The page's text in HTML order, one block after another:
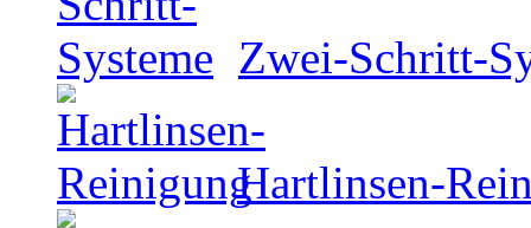
Zwei-Schritt-
Hartlinsen-